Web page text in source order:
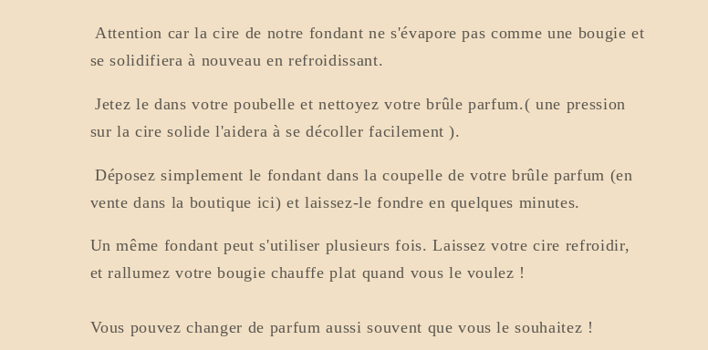
Attention car la cire de notre fondant ne s'évapore pas comme une bougie et
se solidifiera à nouveau en refroidissant.
Jetez le dans votre poubelle et nettoyez votre brûle parfum.( une pression
sur la cire solide l'aidera à se décoller facilement ).
Déposez simplement le fondant dans la coupelle de votre brûle parfum (en
vente dans la boutique ici) et laissez-le fondre en quelques minutes.
Un même fondant peut s'utiliser plusieurs fois. Laissez votre cire refroidir,
et rallumez votre bougie chauffe plat quand vous le voulez !
Vous pouvez changer de parfum aussi souvent que vous le souhaitez !